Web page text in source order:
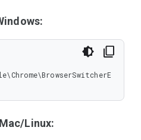
Linux: